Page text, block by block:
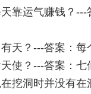
靠运气赚钱？---
天？---答案：每
使？---答案：七
挖洞时并没有在